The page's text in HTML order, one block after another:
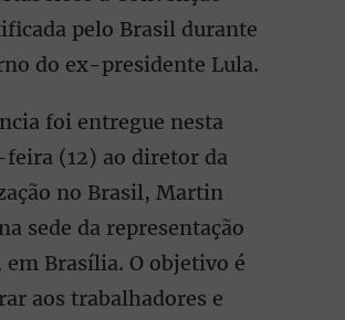
pelo Brasil durante
do ex-presidente Lula.
foi entregue nesta
(12) ao diretor da
no Brasil, Martin
sede da representação
em Brasília. O objetivo é
aos trabalhadores e